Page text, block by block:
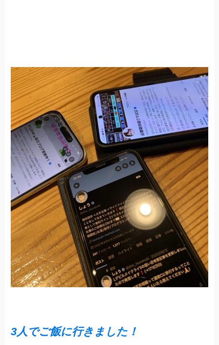
3人でご飯に行きました！